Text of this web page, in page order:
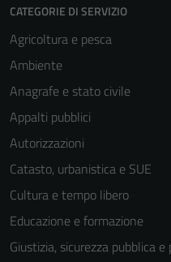
CATEGORIE DI SERVIZIO
Agricoltura e pesca
Ambiente
Anagrafe e stato civile
Appalti pubblici
Autorizzazioni
Catasto, urbanistica e SUE
Cultura e tempo libero
Educazione e formazione
Giustizia, sicurezza pubblica